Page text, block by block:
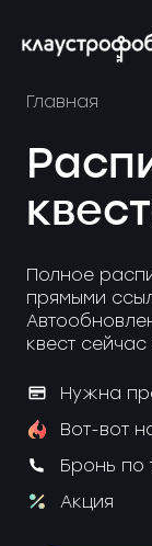
Главная
Полное
прямыми
квест
Нужна
Вот-вот
Бронь
Акция